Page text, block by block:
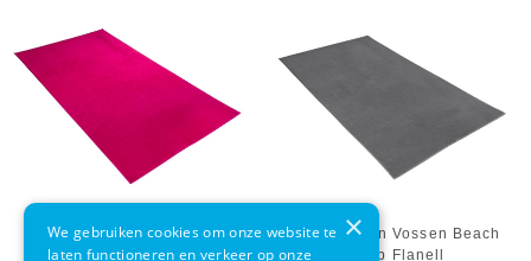
Strandlaken Vossen Beach
Club Cranberry
Strandlaken Vossen Beach
Club Flanell
×
We gebruiken cookies om onze website te
laten functioneren en verkeer op onze